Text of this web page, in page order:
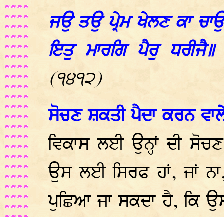
ਜਉ ਤਉ ਪ੍ਰੇਮ ਖੇਲਣ ਕਾ
ਇਤੁ ਮਾਰਗਿ ਪੈਰੁ ਧਰੀਜੈ॥
(੧੪੧੨)
ਸੋਚਣ ਸ਼ਕਤੀ ਪੈਦਾ ਕਰਨ
ਵਿਕਾਸ ਲਈ ਉਨ੍ਹਾਂ ਦੀ
ਉਸ ਲਈ ਸਿਰਫ ਹਾਂ, ਜਾਂ
ਪੁਛਿਆ ਜਾ ਸਕਦਾ ਹੈ, ਕਿ